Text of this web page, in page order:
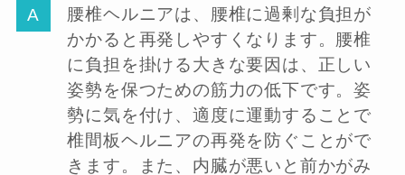
腰椎ヘルニアは、腰椎に過剰な負担が
かかると再発しやすくなります。腰椎
に負担を掛ける大きな要因は、正しい
姿勢を保つための筋力の低下です。姿
勢に気を付け、適度に運動することで
椎間板ヘルニアの再発を防ぐことがで
きます。また、内臓が悪いと前かがみ